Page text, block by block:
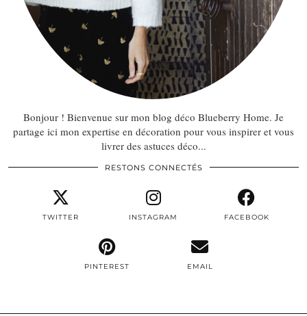
Bonjour ! Bienvenue sur mon blog déco Blueberry Home. Je
partage ici mon expertise en décoration pour vous inspirer et vous
livrer des astuces déco...
RESTONS CONNECTÉS
TWITTER INSTAGRAM FACEBOOK
PINTEREST EMAIL